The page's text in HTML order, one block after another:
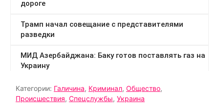
Категории: Галичина, Криминал, Общество,
Происшествия, Спецслужбы, Украина